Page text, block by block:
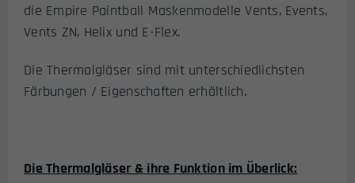
die Empire Paintball Maskenmodelle Vents, Events,
Vents ZN, Helix und E-Flex.
Die Thermalgläser sind mit unterschiedlichsten
Färbungen / Eigenschaften erhältlich.
Die Thermalgläser & ihre Funktion im Überlick: